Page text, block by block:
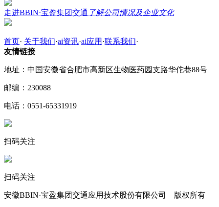
走进BBIN·宝盈集团交通 了解公司情况及企业文化
首页· 关于我们·ai资讯·ai应用 ·联系我们·
友情链接
地址：中国安徽省合肥市高新区生物医药园支路华佗巷88号
邮编：230088
电话：0551-65331919
扫码关注
扫码关注
安徽BBIN·宝盈集团交通应用技术股份有限公司 版权所有